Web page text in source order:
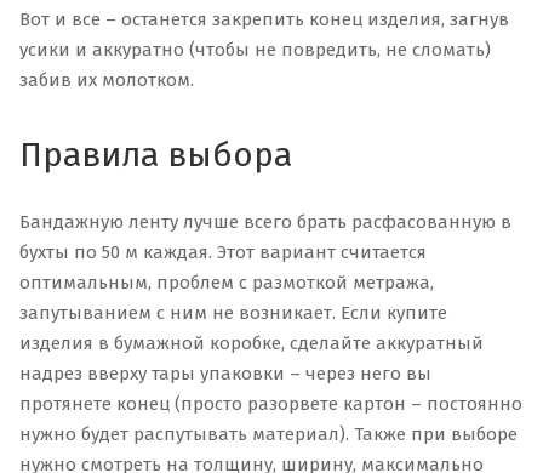
Вот и все – останется закрепить конец изделия, загнув
усики и аккуратно (чтобы не повредить, не сломать)
забив их молотком.
Правила выбора
Бандажную ленту лучше всего брать расфасованную в
бухты по 50 м каждая. Этот вариант считается
оптимальным, проблем с размоткой метража,
запутыванием с ним не возникает. Если купите
изделия в бумажной коробке, сделайте аккуратный
надрез вверху тары упаковки – через него вы
протянете конец (просто разорвете картон – постоянно
нужно будет распутывать материал). Также при выборе
нужно смотреть на толщину, ширину, максимально